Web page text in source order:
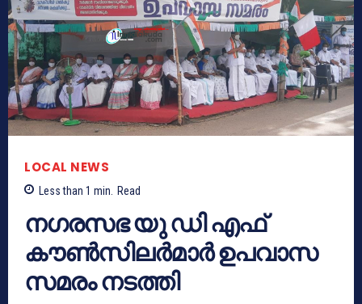
LOCAL NEWS
Less than 1 min. Read
നഗരസഭ യു ഡി എഫ്
കൗൺസിലർമാർ ഉപവാസ
സമരം നടത്തി